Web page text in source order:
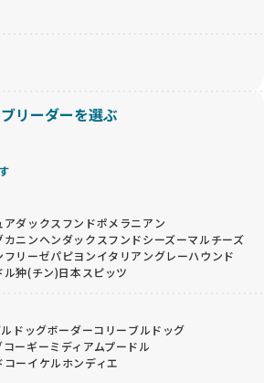
ブリーダーを選ぶ
アダックスフンドポメラニアン
カニンヘンダックスフンドシーズーマルチーズ
フリーゼパピヨンイタリアングレーハウンド
ル狆(チン)日本スピッツ
ドッグボーダーコリーブルドッグ
コーギーミディアムプードル
コーイケルホンディエ